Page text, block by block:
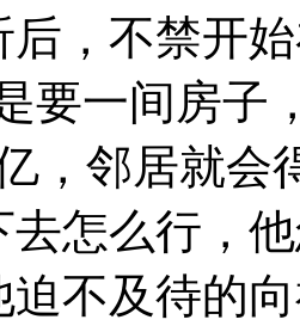
后，不禁开
要一间房子
，邻居就会
去怎么行，
迫不及待的